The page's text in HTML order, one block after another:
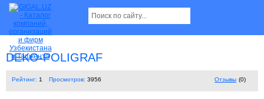
DEKO-POLIGRAF
Рейтинг: 1 Просмотров: 3956 Отзывы (0)